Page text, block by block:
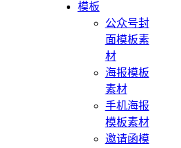
模板
公众号封
面模板素
材
海报模板
素材
手机海报
模板素材
邀请函模